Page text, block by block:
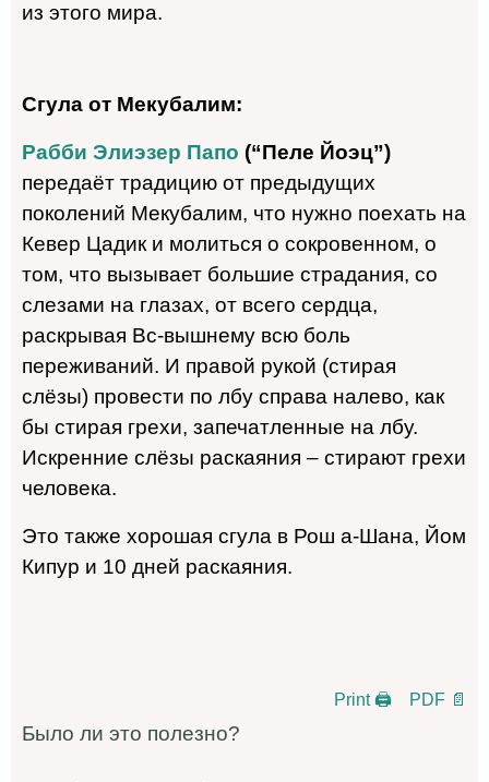
из этого мира.
Сгула от Мекубалим:
Рабби Элиэзер Папо (“Пеле Йоэц”)
передаёт традицию от предыдущих
поколений Мекубалим, что нужно поехать на
Кевер Цадик и молиться о сокровенном, о
том, что вызывает большие страдания, со
слезами на глазах, от всего сердца,
раскрывая Вс-вышнему всю боль
переживаний. И правой рукой (стирая
слёзы) провести по лбу справа налево, как
бы стирая грехи, запечатленные на лбу.
Искренние слёзы раскаяния – стирают грехи
человека.
Это также хорошая сгула в Рош а-Шана, Йом
Кипур и 10 дней раскаяния.
Print 🖨 PDF 📄
Было ли это полезно?